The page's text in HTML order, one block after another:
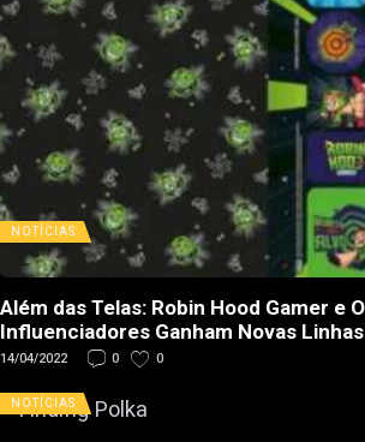
NOTÍCIAS
Além das Telas: Robin Hood Gamer e
Influenciadores Ganham Novas
14/04/2022 0 0
NOTÍCIAS